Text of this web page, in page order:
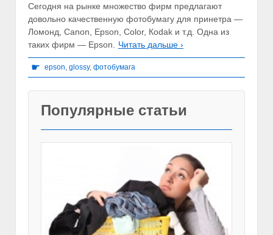
Сегодня на рынке множество фирм предлагают
довольно качественную фотобумагу для принетра —
Ломонд, Сanon, Epson, Color, Кodak и т.д. Одна из
таких фирм — Epson.
Читать дальше ›
☛ epson glossy, фотобумага
Популярные статьи